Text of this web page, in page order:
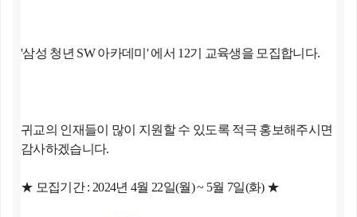
'삼성 청년 SW 아카데미' 에서 12기 교육생을 모집합니다.
귀교의 인재들이 많이 지원할 수 있도록 적극 홍보해주시면
감사하겠습니다.
★ 모집기간 : 2024년 4월 22일(월) ~ 5월 7일(화) ★